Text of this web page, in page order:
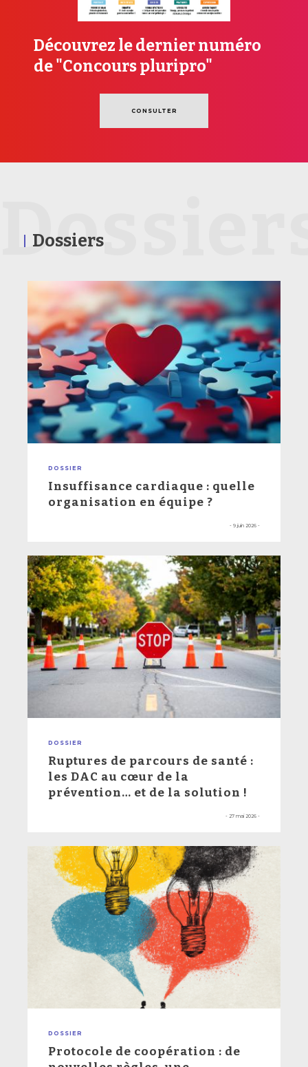
Découvrez le dernier numéro
de "Concours pluripro"
CONSULTER
Dossiers
DOSSIER
Insuffisance cardiaque : quelle
organisation en équipe ?
- 9 juin 2026 -
DOSSIER
Ruptures de parcours de santé :
les DAC au cœur de la
prévention… et de la solution !
- 27 mai 2026 -
DOSSIER
Protocole de coopération : de